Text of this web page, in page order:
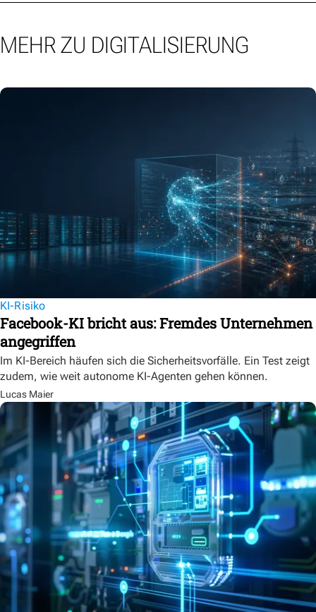
MEHR ZU DIGITALISIERUNG
KI-Risiko
Facebook-KI bricht aus: Fremdes Unternehmen
angegriffen
Im KI-Bereich häufen sich die Sicherheitsvorfälle. Ein Test zeigt
zudem, wie weit autonome KI-Agenten gehen können.
Lucas Maier